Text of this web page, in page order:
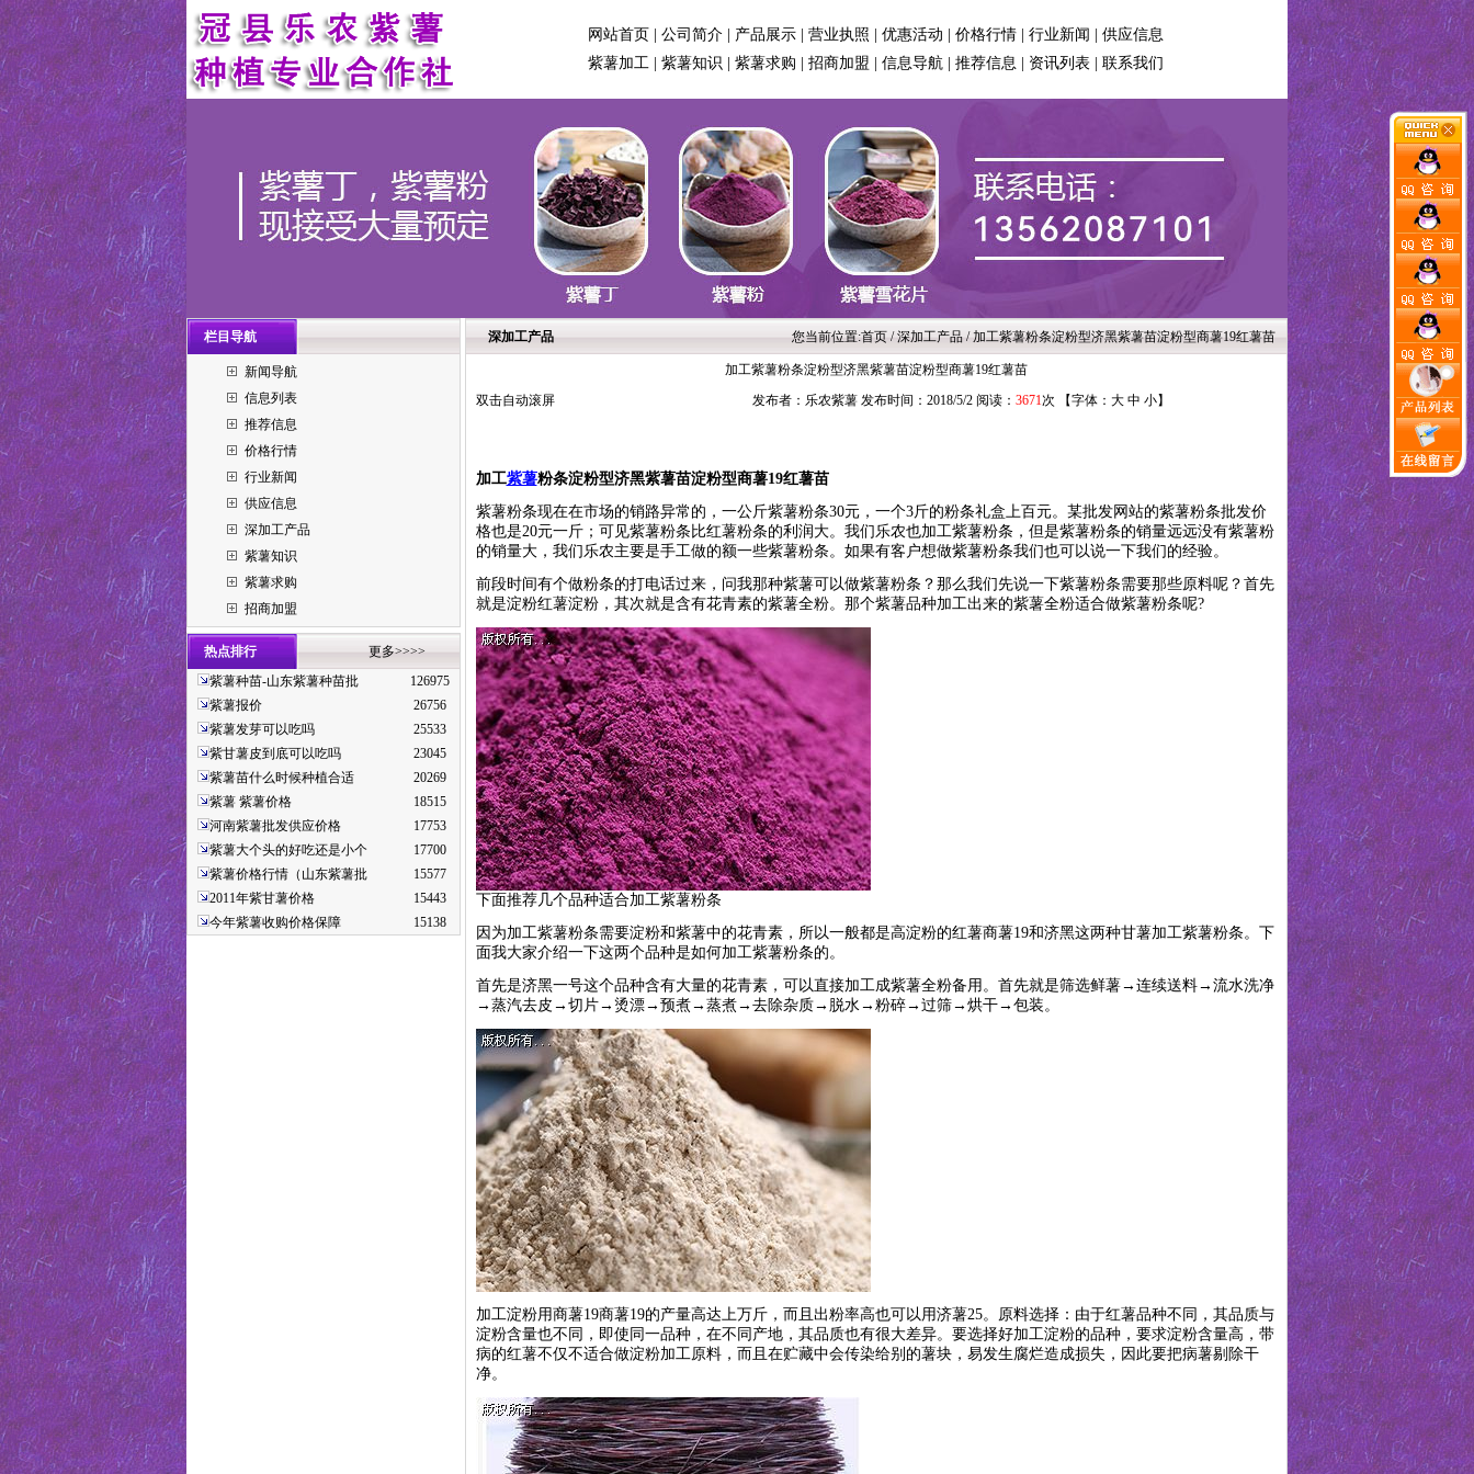
网站首页 公司简介| 产品展示| 营业执照 优惠活动 价格行情| 行业新闻
供应信息
紫薯加工| 紫薯知识 紫薯求购 招商加盟 信息导航| 推荐信息 资讯列表| 联系我们
栏目导航
新闻导航
信息列表
推荐信息
价格行情
行业新闻
供应信息
深加工产品
紫薯知识
紫薯求购
招商加盟
热点排行
更多>>>>
紫薯种苗-山东紫薯种苗批
126975
紫薯报价
26756
紫薯发芽可以吃吗
25533
紫甘薯皮到底可以吃吗
23045
紫薯苗什么时候种植合适
20269
紫薯 紫薯价格
18515
河南紫薯批发供应价格
17753
紫薯大个头的好吃还是小个
17700
紫薯价格行情（山东紫薯批
15577
2011年紫甘薯价格
15443
今年紫薯收购价格保障
15138
深加工产品 您当前位置:首页 / 深加工产品 / 加工紫薯粉条淀粉型济黑紫薯苗淀粉型商薯19红薯苗
加工紫薯粉条淀粉型济黑紫薯苗淀粉型商薯19红薯苗
双击自动滚屏
发布者：乐农紫薯 发布时间：2018/5/2 阅读： 3671次 【字体： 大 中 小】
加工紫薯粉条淀粉型济黑紫薯苗淀粉型商薯19红薯苗
紫薯粉条现在在市场的销路异常的，一公斤紫薯粉条30元，一个3斤的粉条礼盒上百元。某批发网站的紫薯粉条批发价
格也是20元一斤；可见紫薯粉条比红薯粉条的利润大。我们乐农也加工紫薯粉条，但是紫薯粉条的销量远远没有紫薯粉
的销量大，我们乐农主要是手工做的额一些紫薯粉条。如果有客户想做紫薯粉条我们也可以说一下我们的经验。
前段时间有个做粉条的打电话过来，问我那种紫薯可以做紫薯粉条？那么我们先说一下紫薯粉条需要那些原料呢？首先
就是淀粉红薯淀粉，其次就是含有花青素的紫薯全粉。那个紫薯品种加工出来的紫薯全粉适合做紫薯粉条呢?
下面推荐几个品种适合加工紫薯粉条
因为加工紫薯粉条需要淀粉和紫薯中的花青素，所以一般都是高淀粉的红薯商薯19和济黑这两种甘薯加工紫薯粉条。下
面我大家介绍一下这两个品种是如何加工紫薯粉条的。
首先是济黑一号这个品种含有大量的花青素，可以直接加工成紫薯全粉备用。首先就是筛选鲜薯→连续送料→流水洗净
→蒸汽去皮→切片→烫漂→预煮→蒸煮→去除杂质→脱水→粉碎→过筛→烘干→包装。
加工淀粉用商薯19商薯19的产量高达上万斤，而且出粉率高也可以用济薯25。原料选择：由于红薯品种不同，其品质与
淀粉含量也不同，即使同一品种，在不同产地，其品质也有很大差异。要选择好加工淀粉的品种，要求淀粉含量高，带
病的红薯不仅不适合做淀粉加工原料，而且在贮藏中会传染给别的薯块，易发生腐烂造成损失，因此要把病薯剔除干
净。